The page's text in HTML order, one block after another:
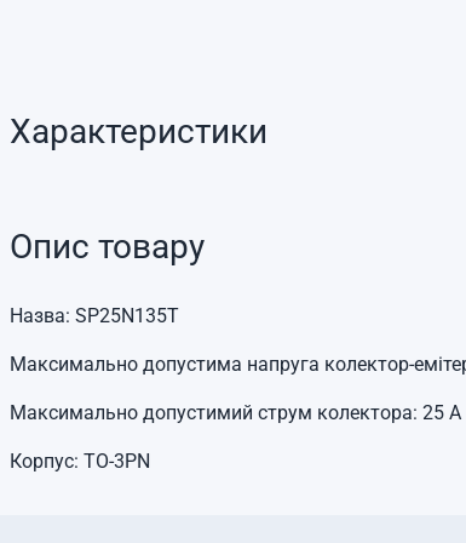
Характеристики
Опис товару
Назва: SP25N135T
Максимально допустима напруга колектор-
Максимально допустимий струм колектора: 25 А
Корпус: TO-3PN